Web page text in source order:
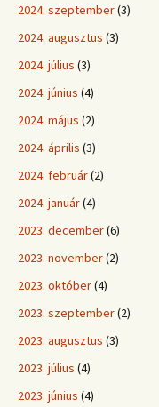
2024. szeptember(3)
2024. augusztus (3)
2024. július (3)
2024. június (4)
2024. május (2)
2024. április (3)
2024. február(2)
2024. január(4)
2023. december(6)
2023. november(2)
2023. október(4)
2023. szeptember(2)
2023. augusztus (3)
2023. július (4)
2023. június (4)